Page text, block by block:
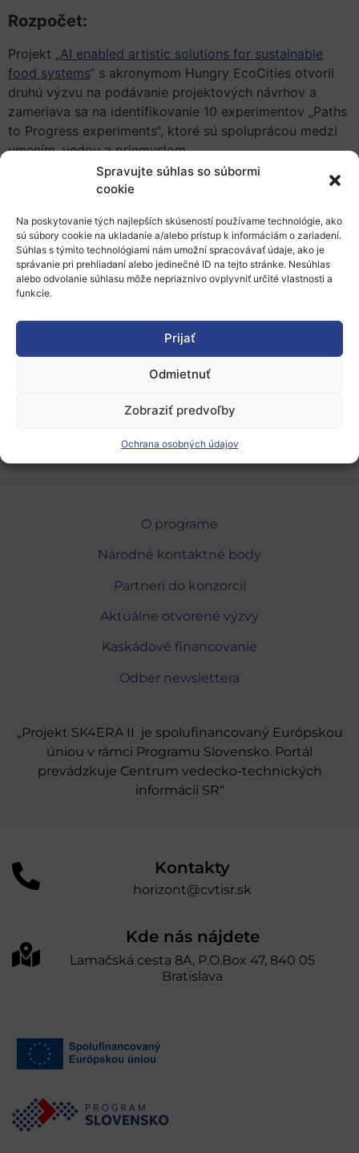
Spravujte súhlas so súbormi
cookie
Na poskytovanie tých najlepších skúseností používame technológie, ako
sú súbory cookie na ukladanie a/alebo prístup k informáciám o zariadení.
Súhlas s týmito technológiami nám umožní spracovávať údaje, ako je
správanie pri prehliadaní alebo jedinečné ID na tejto stránke. Nesúhlas
alebo odvolanie súhlasu môže nepriaznivo ovplyvniť určité vlastnosti a
funkcie.
Prijať
Odmietnuť
Zobraziť predvoľby
Ochrana osobných údajov
Rozpočet:
Projekt „AI enabled artistic solutions for sustainable
food systems“ s akronymom Hungry EcoCities otvoril
druhú výzvu na podávanie projektových návrhov a
zameriava sa na identifikovanie 10 experimentov „Paths
to Progress experiments“, ktoré sú spoluprácou medzi
umením, vedou a priemyslom.
2024 13:00 Bruselského času
Viac informácií a podmienky výzvy
na webovej stránke
O programe
Národné kontaktné body
Partneri do konzorcií
Aktuálne otvorené výzvy
Kaskádové financovanie
Odber newslettera
„Projekt SK4ERA II je spolufinancovaný Európskou
úniou v rámci Programu Slovensko. Portál
prevádzkuje Centrum vedecko-technických
informácií SR“
Kontakty
horizont@cvtisr.sk
Kde nás nájdete
Lamačská cesta 8A, P.O.Box 47, 840 05
Bratislava